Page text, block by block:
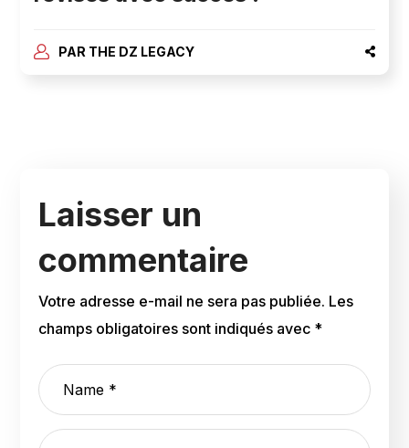
PAR THE DZ LEGACY
Laisser un
commentaire
Votre adresse e-mail ne sera pas publiée. Les
champs obligatoires sont indiqués avec *